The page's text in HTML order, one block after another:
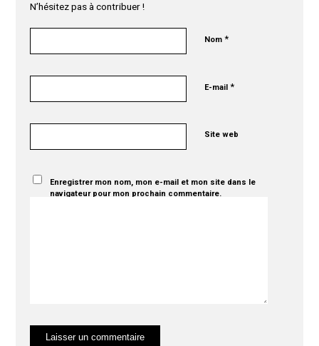
N’hésitez pas à contribuer !
Nom*
E-mail*
Site web
Enregistrer mon nom, mon e-mail et mon site dans le
navigateur pour mon prochain commentaire.